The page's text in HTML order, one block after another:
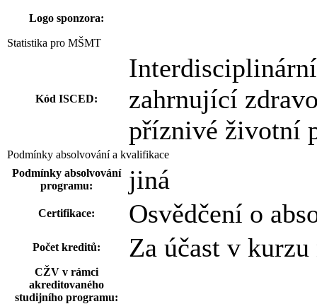
Logo sponzora:
Statistika pro MŠMT
Kód ISCED:
zahrnující
příznivé životní
Podmínky absolvování a kvalifikace
Podmínky absolvování
programu:
jiná
Certifikace: Osvědčení o
Počet kreditů: Za účast v
CŽV v rámci
akreditovaného
studijního programu: